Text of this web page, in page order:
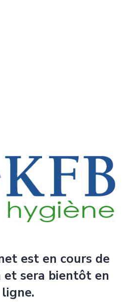
est en cours de
sera bientôt en
ligne.